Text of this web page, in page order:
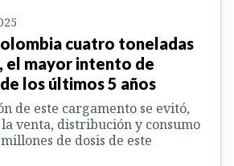
cuatro toneladas
el mayor intento de
los últimos 5 años
de este cargamento se evitó,
venta, distribución y consumo
de dosis de este